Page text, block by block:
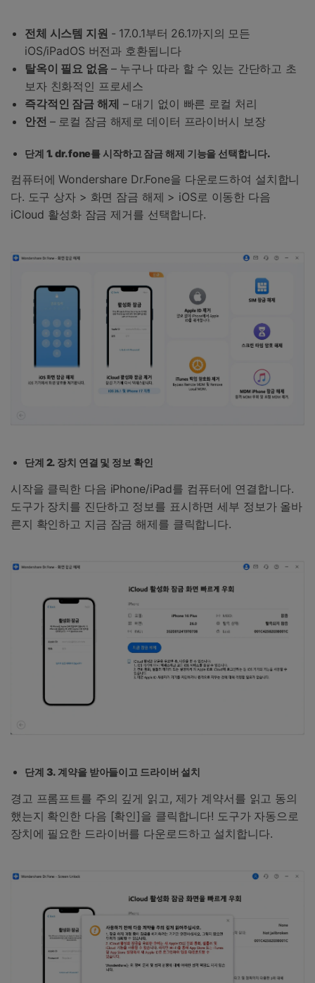
전체 시스템 지원 - 17.0.1부터 26.1까지의 모든
iOS/iPadOS 버전과 호환됩니다
탈옥이 필요 없음 – 누구나 따라 할 수 있는 간단하고 초
보자 친화적인 프로세스
즉각적인 잠금 해제 – 대기 없이 빠른 로컬 처리
안전 – 로컬 잠금 해제로 데이터 프라이버시 보장
단계 1. dr.fone를 시작하고 잠금 해제 기능을 선택합니다.
컴퓨터에 Wondershare Dr.Fone을 다운로드하여 설치합니
다. 도구 상자 > 화면 잠금 해제 > iOS로 이동한 다음
iCloud 활성화 잠금 제거를 선택합니다.
단계 2. 장치 연결 및 정보 확인
시작을 클릭한 다음 iPhone/iPad를 컴퓨터에 연결합니다.
도구가 장치를 진단하고 정보를 표시하면 세부 정보가 올바
른지 확인하고 지금 잠금 해제를 클릭합니다.
단계 3. 계약을 받아들이고 드라이버 설치
경고 프롬프트를 주의 깊게 읽고, 제가 계약서를 읽고 동의
했는지 확인한 다음 [확인]을 클릭합니다! 도구가 자동으로
장치에 필요한 드라이버를 다운로드하고 설치합니다.